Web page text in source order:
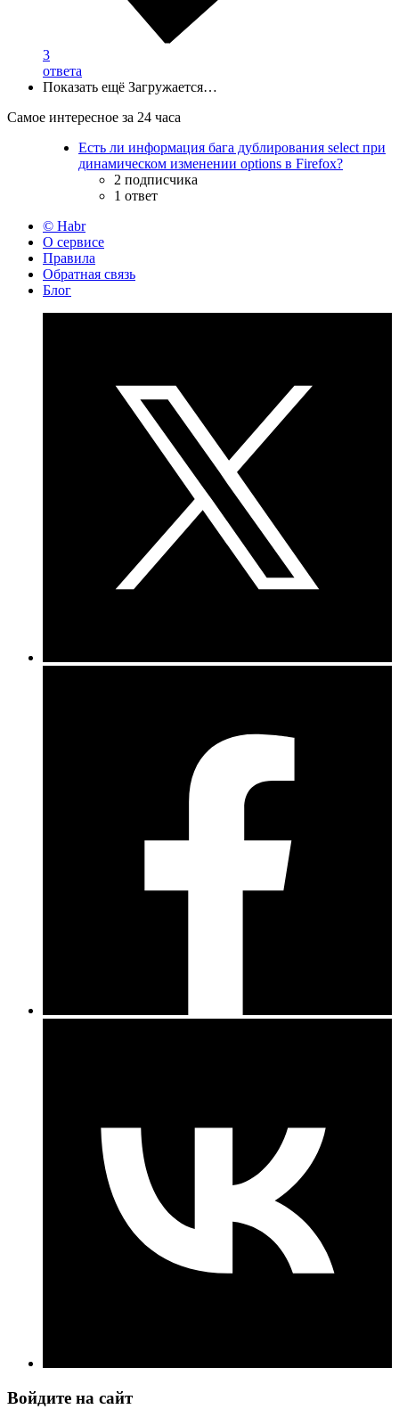
3
ответа
Показать ещё Загружается…
Самое интересное за 24 часа
Есть ли информация бага дублирования select при
динамическом изменении options в Firefox?
2 подписчика
1 ответ
© Habr
О сервисе
Правила
Обратная связь
Блог
Войдите на сайт